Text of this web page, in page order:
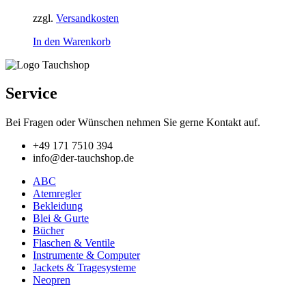
werden
zzgl. Versandkosten
In den Warenkorb
Service
Bei Fragen oder Wünschen nehmen Sie gerne Kontakt auf.
+49 171 7510 394
info@der-tauchshop.de
ABC
Atemregler
Bekleidung
Blei & Gurte
Bücher
Flaschen & Ventile
Instrumente & Computer
Jackets & Tragesysteme
Neopren